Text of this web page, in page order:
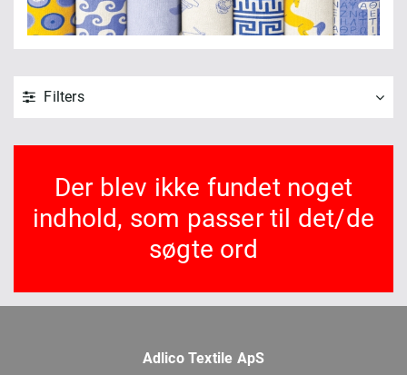
Filters
Der blev ikke fundet noget
indhold, som passer til det/de
søgte ord
Adlico Textile ApS